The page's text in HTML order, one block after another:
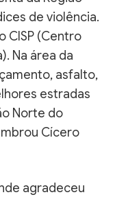
de violência.
CISP (Centro
Na área da
asfalto,
estradas
Norte do
Cícero
agradeceu